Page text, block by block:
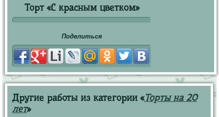
Торт «С красным цветком»
Поделиться
Другие работы из категории «Торты на 20
лет»